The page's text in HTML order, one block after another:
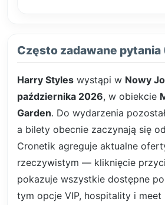
Często zadawane pytania
Harry Styles wystąpi w Nowy
października 2026, w obiekcie
Garden. Do wydarzenia
a bilety obecnie zaczynają się od
Cronetik agreguje aktualne
rzeczywistym — kliknięcie
pokazuje wszystkie dostępne
tym opcje VIP, hospitality i meet